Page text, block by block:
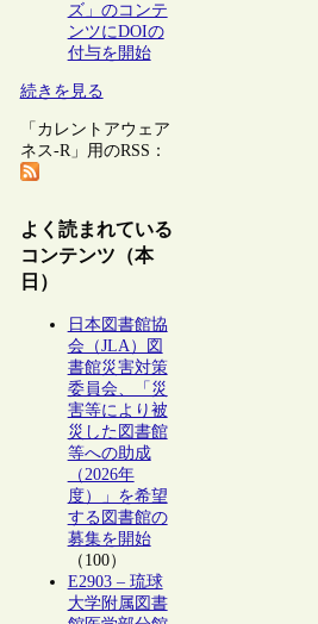
ズ」のコンテ
ンツにDOIの
付与を開始
続きを見る
「カレントアウェア
ネス-R」用のRSS：
よく読まれている
コンテンツ（本
日）
日本図書館協
会（JLA）図
書館災害対策
委員会、「災
害等により被
災した図書館
等への助成
（2026年
度）」を希望
する図書館の
募集を開始
（100）
E2903 – 琉球
大学附属図書